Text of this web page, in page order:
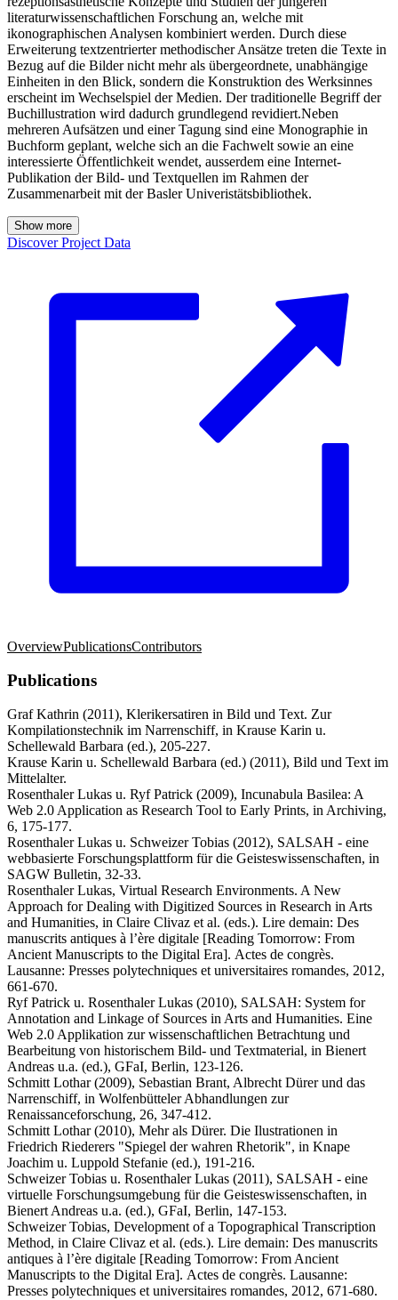
literaturwissenschaftlichen Forschung an, welche mit
ikonographischen Analysen kombiniert werden. Durch diese
Erweiterung textzentrierter methodischer Ansätze treten die Texte in
Bezug auf die Bilder nicht mehr als übergeordnete, unabhängige
Einheiten in den Blick, sondern die Konstruktion des Werksinnes
erscheint im Wechselspiel der Medien. Der traditionelle Begriff der
Buchillustration wird dadurch grundlegend revidiert.Neben
mehreren Aufsätzen und einer Tagung sind eine Monographie in
Buchform geplant, welche sich an die Fachwelt sowie an eine
interessierte Öffentlichkeit wendet, ausserdem eine Internet-
Publikation der Bild- und Textquellen im Rahmen der
Zusammenarbeit mit der Basler Univeristätsbibliothek.
Show more
Discover Project Data
OverviewPublicationsContributors
Publications
Graf Kathrin (2011), Klerikersatiren in Bild und Text. Zur
Kompilationstechnik im Narrenschiff, in Krause Karin u.
Schellewald Barbara (ed.), 205-227.
Krause Karin u. Schellewald Barbara (ed.) (2011), Bild und Text im
Mittelalter.
Rosenthaler Lukas u. Ryf Patrick (2009), Incunabula Basilea: A
Web 2.0 Application as Research Tool to Early Prints, in Archiving,
6, 175-177.
Rosenthaler Lukas u. Schweizer Tobias (2012), SALSAH - eine
webbasierte Forschungsplattform für die Geisteswissenschaften, in
SAGW Bulletin, 32-33.
Rosenthaler Lukas, Virtual Research Environments. A New
Approach for Dealing with Digitized Sources in Research in Arts
and Humanities, in Claire Clivaz et al. (eds.). Lire demain: Des
manuscrits antiques à l’ère digitale [Reading Tomorrow: From
Ancient Manuscripts to the Digital Era]. Actes de congrès.
Lausanne: Presses polytechniques et universitaires romandes, 2012,
661-670.
Ryf Patrick u. Rosenthaler Lukas (2010), SALSAH: System for
Annotation and Linkage of Sources in Arts and Humanities. Eine
Web 2.0 Applikation zur wissenschaftlichen Betrachtung und
Bearbeitung von historischem Bild- und Textmaterial, in Bienert
Andreas u.a. (ed.), GFaI, Berlin, 123-126.
Schmitt Lothar (2009), Sebastian Brant, Albrecht Dürer und das
Narrenschiff, in Wolfenbütteler Abhandlungen zur
Renaissanceforschung, 26, 347-412.
Schmitt Lothar (2010), Mehr als Dürer. Die Ilustrationen in
Friedrich Riederers "Spiegel der wahren Rhetorik", in Knape
Joachim u. Luppold Stefanie (ed.), 191-216.
Schweizer Tobias u. Rosenthaler Lukas (2011), SALSAH - eine
virtuelle Forschungsumgebung für die Geisteswissenschaften, in
Bienert Andreas u.a. (ed.), GFaI, Berlin, 147-153.
Schweizer Tobias, Development of a Topographical Transcription
Method, in Claire Clivaz et al. (eds.). Lire demain: Des manuscrits
antiques à l’ère digitale [Reading Tomorrow: From Ancient
Manuscripts to the Digital Era]. Actes de congrès. Lausanne:
Presses polytechniques et universitaires romandes, 2012, 671-680.